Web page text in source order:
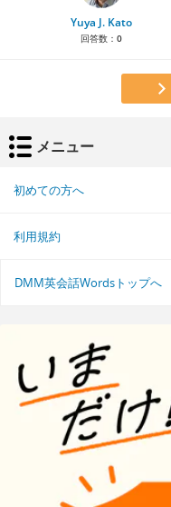
Yuya J. Kato
回答数： 0
メニュー
初めての方へ
利用規約
DMM英会話Wordsトップへ